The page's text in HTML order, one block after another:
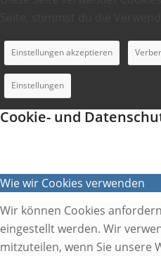
Einstellungen akzeptieren
Einstellungen
Cookie- und
Wie wir Cookies verwenden
Wir können Cookies
eingestellt werden. Wir
mitzuteilen, wenn Sie unsere